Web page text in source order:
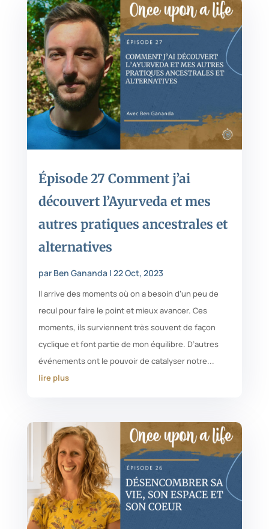
Épisode 27 Comment j’ai
découvert l’Ayurveda et mes
autres pratiques ancestrales et
alternatives
par Ben Gananda| 22 Oct, 2023
Il arrive des moments où on a besoin d’un peu de
recul pour faire le point et mieux avancer. Ces
moments, ils surviennent très souvent de façon
cyclique et font partie de mon équilibre. D’autres
événements ont le pouvoir de catalyser notre...
lire plus